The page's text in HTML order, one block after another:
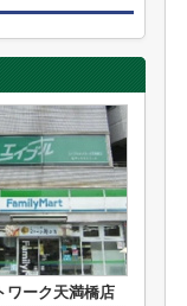
ワーク天満橋店